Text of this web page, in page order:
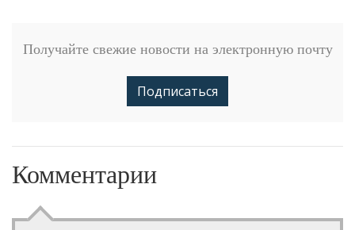
Получайте свежие новости на электронную почту
Подписаться
Комментарии